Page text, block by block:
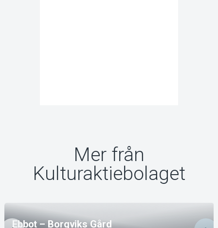
Mer från
Kulturaktiebolaget
Ebbot – Borgviks Gård